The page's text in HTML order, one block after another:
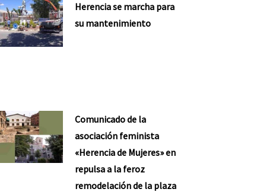
Herencia se marcha para
su mantenimiento
Comunicado de la
asociación feminista
«Herencia de Mujeres» en
repulsa a la feroz
remodelación de la plaza